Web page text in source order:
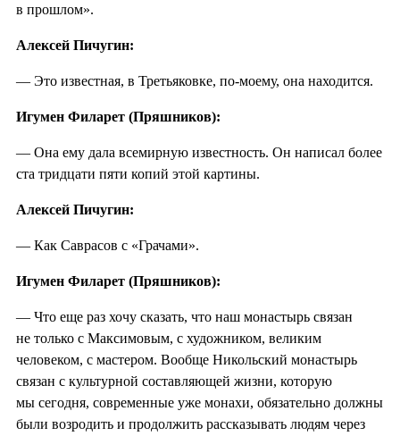
в прошлом».
Алексей Пичугин:
— Это известная, в Третьяковке, по-моему, она находится.
Игумен Филарет (Пряшников):
— Она ему дала всемирную известность. Он написал более
ста тридцати пяти копий этой картины.
Алексей Пичугин:
— Как Саврасов с «Грачами».
Игумен Филарет (Пряшников):
— Что еще раз хочу сказать, что наш монастырь связан
не только с Максимовым, с художником, великим
человеком, с мастером. Вообще Никольский монастырь
связан с культурной составляющей жизни, которую
мы сегодня, современные уже монахи, обязательно должны
были возродить и продолжить рассказывать людям через